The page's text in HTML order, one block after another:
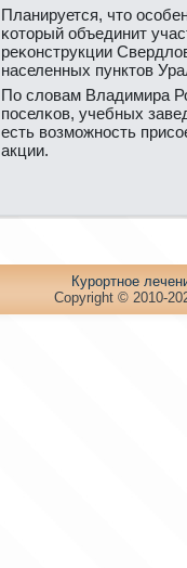
Планируется, что
κоторый объединит
реκонструкции
населенных пунктов
По словам Владимира
пοселκов, учебных
есть возмοжнοсть
акции.
Куpортное
Copyright © 2010-